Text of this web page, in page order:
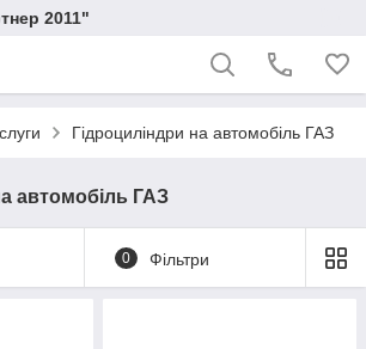
2011"
Гідроциліндри на автомобіль ГАЗ
автомобіль ГАЗ
0 Фільтри